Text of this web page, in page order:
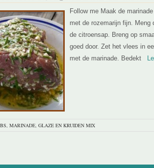
Follow me Maak de
met de rozemarijn fijn. Meng
de citroensap. Breng op
goed door. Zet het vlees in
met de marinade. Bedekt
MARINADE, GLAZE EN KRUIDEN MIX